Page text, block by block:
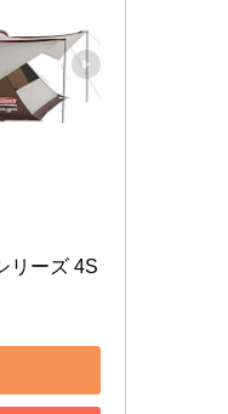
リーズ 4S